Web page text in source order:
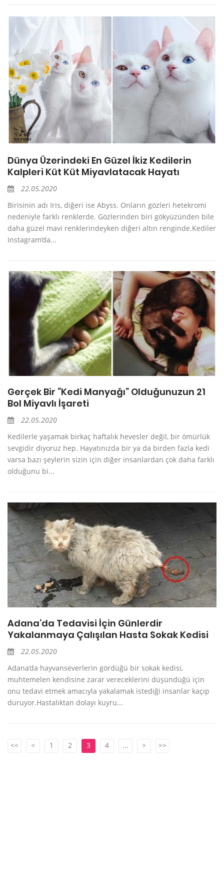
Dünya Üzerindeki En Güzel İkiz Kedilerin
Kalpleri Küt Küt Miyavlatacak Hayatı
22.05.2020
Birisinin adı Iris, diğeri ise Abyss. Onların gözleri hetekromi
nedeniyle farklı renklerde. Gözlerinden biri gökyüzünden bile
daha güzel mavi renklerindeyken diğeri altın renginde.Kediler
Instagram’da...
Gerçek Bir “Kedi Manyağı” Olduğunuzun 21
Bol Miyavlı İşareti
22.05.2020
Kedilerle yaşamak birkaç haftalık hevesler değil, bir ömürlük
sevgidir diyoruz hep. Hayatınızda bir ya da birden fazla kedi
varsa bazı şeylerin sizin için diğer insanlardan çok daha farklı
olduğunu bi...
Adana’da Tedavisi İçin Günlerdir
Yakalanmaya Çalışılan Hasta Sokak Kedisi
22.05.2020
Adana’da hayvanseverlerin gördüğü bir sokak kedisi,
muhtemelen kendisine zarar vereceklerini düşündüğü için
onu tedavi etmek amacıyla yakalamak istediği insanlar kaçıp
duruyor.Hastalıktan dolayı kuyru...
<< < 1 2 3 4 ... > >>